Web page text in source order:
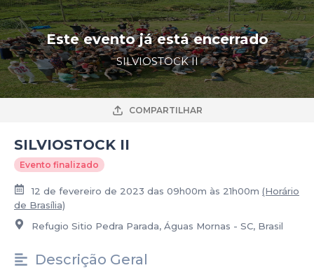
Este evento já está encerrado
SILVIOSTOCK II
COMPARTILHAR
SILVIOSTOCK II
Evento finalizado
12 de fevereiro de 2023 das 09h00m às 21h00m (Horário
de Brasília)
Refugio Sitio Pedra Parada, Águas Mornas - SC, Brasil
Descrição Geral